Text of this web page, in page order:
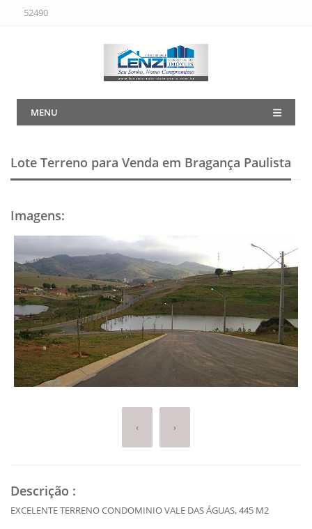
52490
MENU
Lote Terreno para Venda em Bragança Paulista
Imagens:
‹ ›
Descrição :
EXCELENTE TERRENO CONDOMINIO VALE DAS ÁGUAS, 445 M2